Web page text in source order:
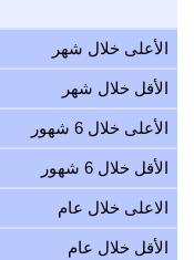
الأعلى خلال شهر
الأقل خلال شهر
الأعلى خلال 6 شهور
الأقل خلال 6 شهور
الاعلى خلال عام
الأقل خلال عام